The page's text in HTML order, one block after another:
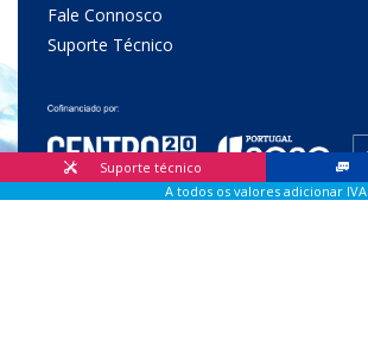
Fale Connosco
Suporte Técnico
Suporte técnico
A todos os valores adicionar IVA